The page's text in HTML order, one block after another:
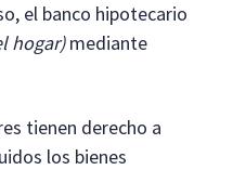
el banco hipotecario
hogar)mediante
tienen derecho a
los bienes